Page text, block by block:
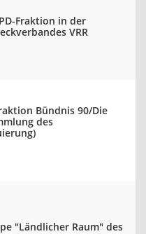
Fraktion in der
VRR
Bündnis 90/Die
des
"Ländlicher Raum" des